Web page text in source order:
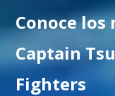
Conoce los
Captain
Fighters